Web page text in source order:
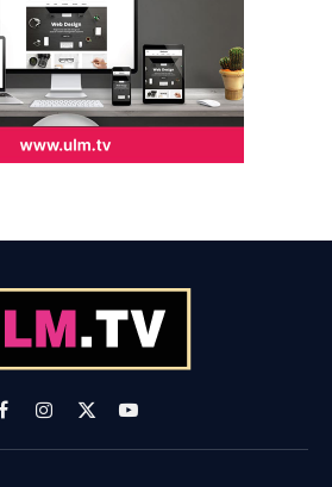
FacebookInstagram
X
(Twitter)
YouTube